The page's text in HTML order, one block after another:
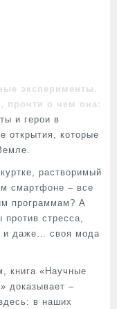
эксперименты.
прочти о чем она:
и герои в
открытия, которые
растворимый
смартфоне – все
программам? А
против стресса,
и даже… своя мода
книга «Научные
доказывает –
в наших